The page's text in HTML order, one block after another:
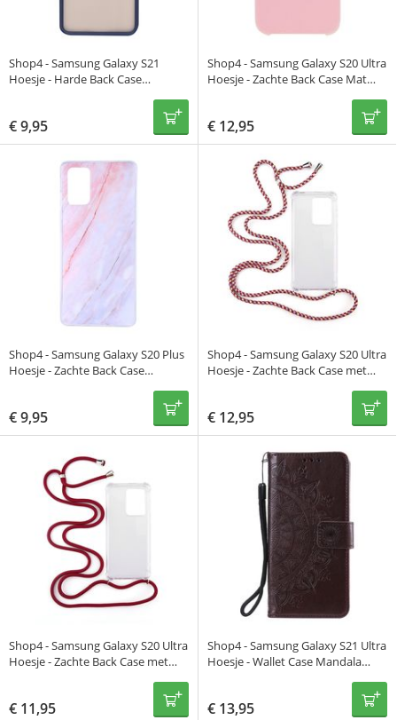
Shop4 - Samsung Galaxy S21
Hoesje - Harde Back Case
€9,95
Shop4 - Samsung Galaxy S20 Ultra
Hoesje - Zachte Back Case Mat
€ 12,95
Shop4 - Samsung Galaxy S20 Plus
Hoesje - Zachte Back Case
€9,95
Shop4 - Samsung Galaxy S20 Ultra
Hoesje - Zachte Back Case met
€ 12,95
Shop4 - Samsung Galaxy S20 Ultra
Hoesje - Zachte Back Case met
€ 11,95
Shop4 - Samsung Galaxy S21 Ultra
Hoesje - Wallet Case Mandala
€ 13,95